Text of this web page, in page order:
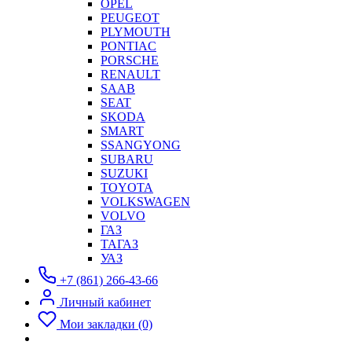
OPEL
PEUGEOT
PLYMOUTH
PONTIAC
PORSCHE
RENAULT
SAAB
SEAT
SKODA
SMART
SSANGYONG
SUBARU
SUZUKI
TOYOTA
VOLKSWAGEN
VOLVO
ГАЗ
ТАГАЗ
УАЗ
+7 (861) 266-43-66
Личный кабинет
Мои закладки (0)